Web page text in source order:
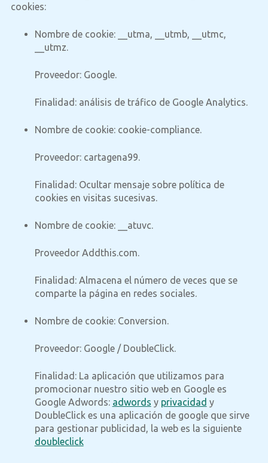
cookies:
Nombre de cookie: __utma, __utmb, __utmc,
__utmz.
Proveedor: Google.
Finalidad : análisis de tráfico de Google Analytics.
Nombre de cookie: cookie-compliance.
Proveedor: cartagena99.
Finalidad : Ocultar mensaje sobre política de
cookies en visitas sucesivas.
Nombre de cookie: __atuvc.
ProveedorAddthis.com.
Finalidad : Almacena el número de veces que se
comparte la página en redes sociales.
Nombre de cookie: Conversion.
Proveedor: Google / DoubleClick.
Finalidad : La aplicación que utilizamos para
promocionar nuestro sitio web en Google es
Google Adwords: adwords y privacidad y
DoubleClick es una aplicación de google que sirve
para gestionar publicidad, la web es la siguiente
doubleclick